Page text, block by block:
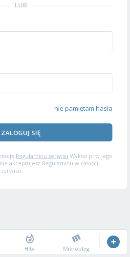
LUB
nie pamiętam hasła
ZALOGUJ SIĘ
Regulaminu serwisu Wykop.pl w jego
akceptujesz Regulaminu w całości,
Hity Mikroblog